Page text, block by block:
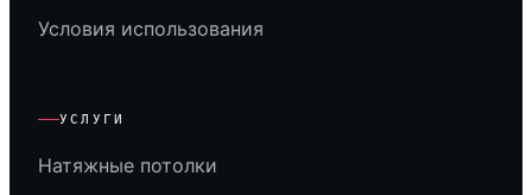
Условия использования
УСЛУГИ
Натяжные потолки